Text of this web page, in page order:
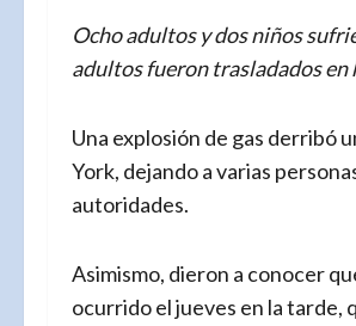
Ocho adultos y dos niños
adultos fueron trasladados
Una explosión de gas derribó
York, dejando a varias
autoridades.
Asimismo, dieron a conocer
ocurrido el jueves en la tarde,